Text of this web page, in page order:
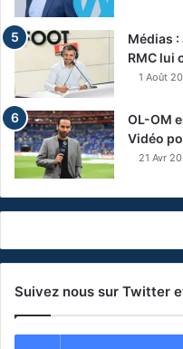
Médias
RMC lui
1 Août
OL-OM
Vidéo
21 Avr
Suivez nous sur Twitter